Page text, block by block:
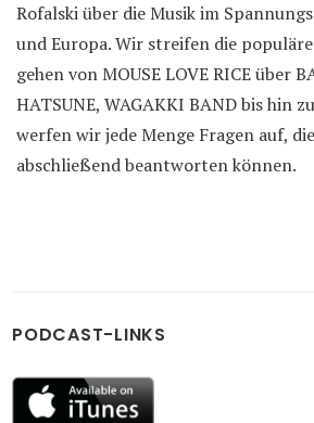
Rofalski über die Musik im
und Europa. Wir streifen die
gehen von MOUSE LOVE RICE über
HATSUNE, WAGAKKI BAND bis hin
werfen wir jede Menge Fragen auf,
abschließend beantworten können.
PODCAST-LINKS